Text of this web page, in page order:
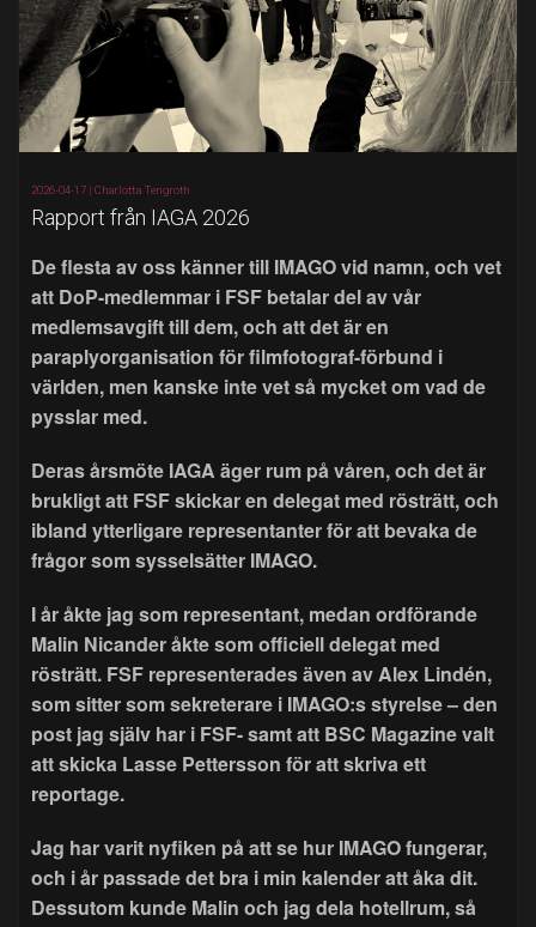
2026-04-17 | Charlotta Tengroth
Rapport från IAGA 2026
De flesta av oss känner till IMAGO vid namn, och vet
att DoP-medlemmar i FSF betalar del av vår
medlemsavgift till dem, och att det är en
paraplyorganisation för filmfotograf-förbund i
världen, men kanske inte vet så mycket om vad de
pysslar med.
Deras årsmöte IAGA äger rum på våren, och det är
brukligt att FSF skickar en delegat med rösträtt, och
ibland ytterligare representanter för att bevaka de
frågor som sysselsätter IMAGO.
I år åkte jag som representant, medan ordförande
Malin Nicander åkte som officiell delegat med
rösträtt. FSF representerades även av Alex Lindén,
som sitter som sekreterare i IMAGO:s styrelse – den
post jag själv har i FSF- samt att BSC Magazine valt
att skicka Lasse Pettersson för att skriva ett
reportage.
Jag har varit nyfiken på att se hur IMAGO fungerar,
och i år passade det bra i min kalender att åka dit.
Dessutom kunde Malin och jag dela hotellrum, så